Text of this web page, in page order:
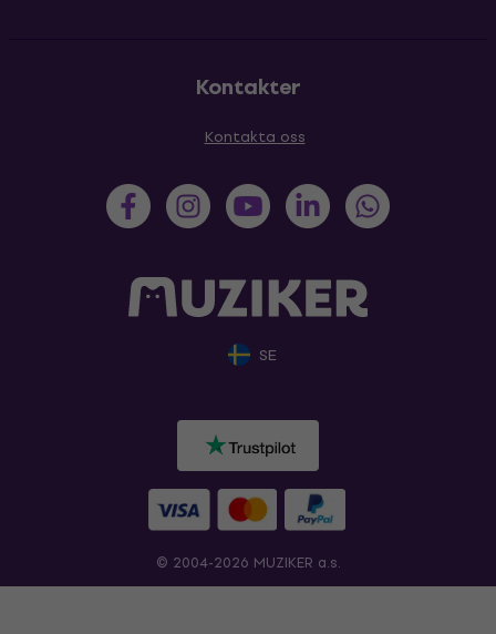
Kontakter
Kontakta oss
SE
© 2004-2026 MUZIKER a.s.